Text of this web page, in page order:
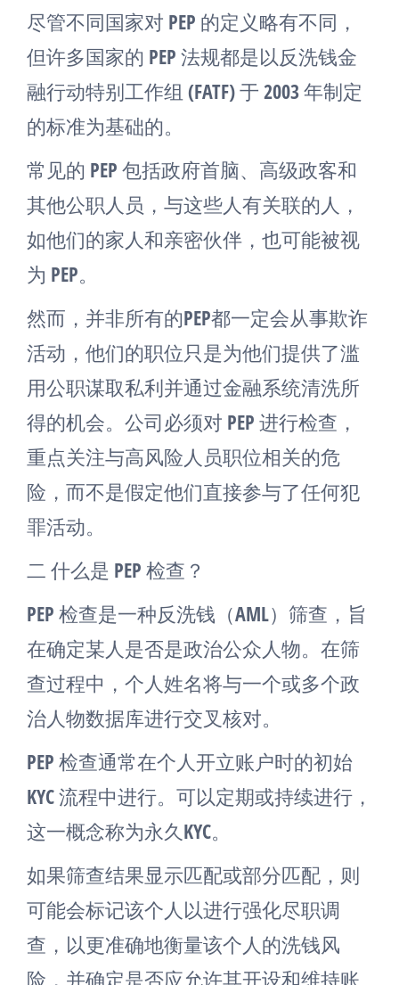
尽管不同国家对 PEP 的定义略有不同，
但许多国家的 PEP 法规都是以反洗钱金
融行动特别工作组 (FATF) 于 2003 年制定
的标准为基础的。
常见的 PEP 包括政府首脑、高级政客和
其他公职人员，与这些人有关联的人，
如他们的家人和亲密伙伴，也可能被视
为 PEP。
然而，并非所有的PEP都一定会从事欺诈
活动，他们的职位只是为他们提供了滥
用公职谋取私利并通过金融系统清洗所
得的机会。公司必须对 PEP 进行检查，
重点关注与高风险人员职位相关的危
险，而不是假定他们直接参与了任何犯
罪活动。
二 什么是 PEP 检查？
PEP 检查是一种反洗钱（AML）筛查，旨
在确定某人是否是政治公众人物。在筛
查过程中，个人姓名将与一个或多个政
治人物数据库进行交叉核对。
PEP 检查通常在个人开立账户时的初始
KYC 流程中进行。可以定期或持续进行，
这一概念称为永久KYC。
如果筛查结果显示匹配或部分匹配，则
可能会标记该个人以进行强化尽职调
查，以更准确地衡量该个人的洗钱风
险，并确定是否应允许其开设和维持账